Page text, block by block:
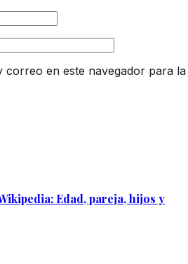
correo en este navegador para la
Edad, pareja, hijos y